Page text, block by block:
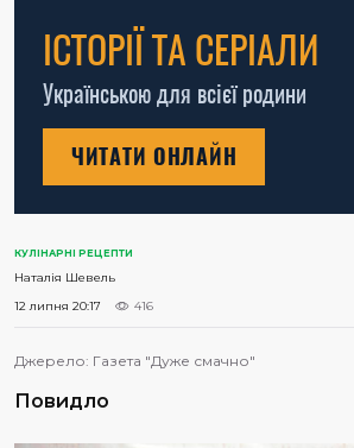
ІСТОРІЇ ТА СЕРІАЛИ
Українською для всієї родини
ЧИТАТИ ОНЛАЙН
КУЛІНАРНІ РЕЦЕПТИ
Наталія Шевель
12 липня 20:17
416
Джерело: Газета "Дуже смачно"
Повидло